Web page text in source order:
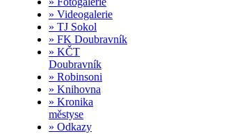
» Videogalerie
» TJ Sokol
» FK Doubravník
» KČT
Doubravník
» Robinsoni
» Knihovna
» Kronika
městyse
» Odkazy